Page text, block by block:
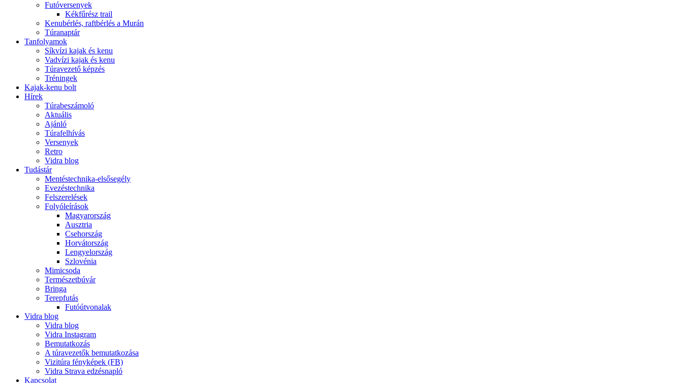
Futóversenyek
Kékfűrész trail
Kenubérlés, raftbérlés a Murán
Túranaptár
Tanfolyamok
Síkvízi kajak és kenu
Vadvízi kajak és kenu
Túravezető képzés
Tréningek
Kajak-kenu bolt
Hírek
Túrabeszámoló
Aktuális
Ajánló
Túrafelhívás
Versenyek
Retro
Vidra blog
Tudástár
Mentéstechnika-elsősegély
Evezéstechnika
Felszerelések
Folyóleírások
Magyarország
Ausztria
Csehország
Horvátország
Lengyelország
Szlovénia
Mimicsoda
Természetbúvár
Bringa
Terepfutás
Futóútvonalak
Vidra blog
Vidra blog
Vidra Instagram
Bemutatkozás
A túravezetők bemutatkozása
Vizitúra fényképek (FB)
Vidra Strava edzésnapló
Kapcsolat